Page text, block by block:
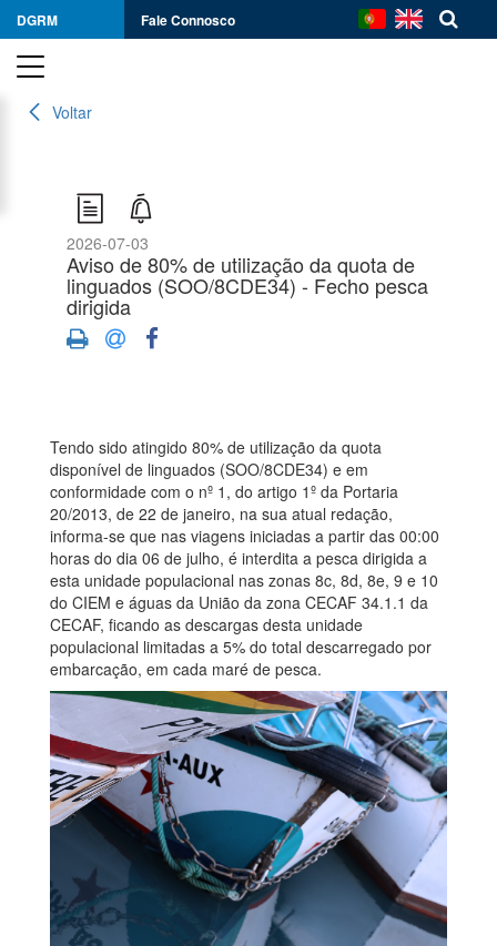
DGRM Fale Connosco
Voltar
2026-07-03
Aviso de 80% de utilização da quota de
linguados (SOO/8CDE34) - Fecho pesca
dirigida
Tendo sido atingido 80% de utilização da quota
disponível de linguados (SOO/8CDE34) e em
conformidade com o nº 1, do artigo 1º da Portaria
20/2013, de 22 de janeiro, na sua atual redação,
informa-se que nas viagens iniciadas a partir das 00:00
horas do dia 06 de julho, é interdita a pesca dirigida a
esta unidade populacional nas zonas 8c, 8d, 8e, 9 e 10
do CIEM e águas da União da zona CECAF 34.1.1 da
CECAF, ficando as descargas desta unidade
populacional limitadas a 5% do total descarregado por
embarcação, em cada maré de pesca.